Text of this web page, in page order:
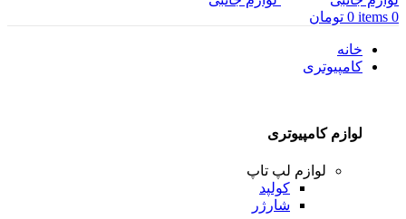
0
items
0 تومان
خانه
کامپیوتری
لوازم کامپیوتری
لوازم لپ تاپ
کولپد
شارژر